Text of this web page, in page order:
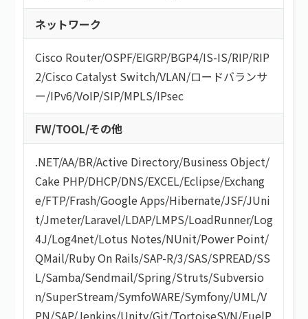
ネットワーク
Cisco Router/OSPF/EIGRP/BGP4/IS-IS/RIP/RIP
2/Cisco Catalyst Switch/VLAN/ロードバランサ
ー/IPv6/VoIP/SIP/MPLS/IPsec
FW/TOOL/その他
.NET/AA/BR/Active Directory/Business Object/
Cake PHP/DHCP/DNS/EXCEL/Eclipse/Exchang
e/FTP/Frash/Google Apps/Hibernate/JSF/JUni
t/Jmeter/Laravel/LDAP/LMPS/LoadRunner/Log
4J/Log4net/Lotus Notes/NUnit/Power Point/
QMail/Ruby On Rails/SAP-R/3/SAS/SPREAD/SS
L/Samba/Sendmail/Spring/Struts/Subversio
n/SuperStream/SymfoWARE/Symfony/UML/V
PN/SAP/Jenkins/Unity/Git/TortoiseSVN/FuelP